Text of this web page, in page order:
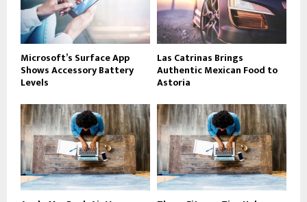
Microsoft’s Surface App
Shows Accessory Battery
Levels
Las Catrinas Brings
Authentic Mexican Food to
Astoria